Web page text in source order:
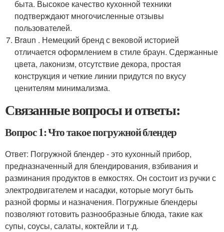
быта. Высокое качество кухонной техники
подтверждают многочисленные отзывы
пользователей.
Braun . Немецкий бренд с вековой историей
отличается оформлением в стиле браун. Сдержанные
цвета, лаконизм, отсутствие декора, простая
конструкция и четкие линии придутся по вкусу
ценителям минимализма.
Связанные вопросы и ответы:
Вопрос 1: Что такое погружной блендер
Ответ: Погружной блендер - это кухонный прибор,
предназначенный для блендирования, взбивания и
разминания продуктов в емкостях. Он состоит из ручки с
электродвигателем и насадки, которые могут быть
разной формы и назначения. Погружные блендеры
позволяют готовить разнообразные блюда, такие как
супы, соусы, салаты, коктейли и т.д.